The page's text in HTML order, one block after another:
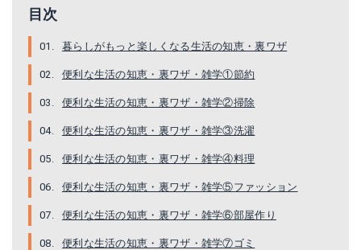
目次
暮らしがもっと楽しくなる生活の知恵・裏ワザ
便利な生活の知恵・裏ワザ・雑学①節約
便利な生活の知恵・裏ワザ・雑学②掃除
便利な生活の知恵・裏ワザ・雑学③洗濯
便利な生活の知恵・裏ワザ・雑学④料理
便利な生活の知恵・裏ワザ・雑学⑤ファッション
便利な生活の知恵・裏ワザ・雑学⑥部屋作り
便利な生活の知恵・裏ワザ・雑学⑦ゴミ